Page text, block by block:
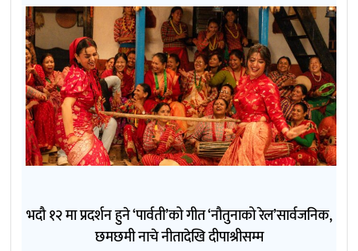
भदौ १२ मा प्रदर्शन हुने ‘पार्वती’को गीत ‘नौतुनाको रेल’सार्वजनिक,
छमछमी नाचे नीतादेखि दीपाश्रीसम्म